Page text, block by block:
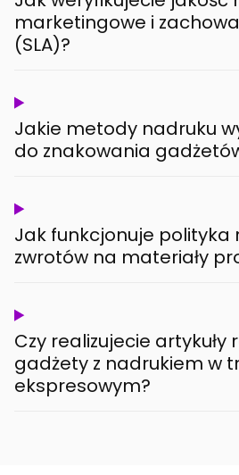
marketingowe i
(SLA)?
Jakie metody nadruku
do znakowania
Jak funkcjonuje polityka
zwrotów na materiały
Czy realizujecie artykuły
gadżety z nadrukiem w
ekspresowym?